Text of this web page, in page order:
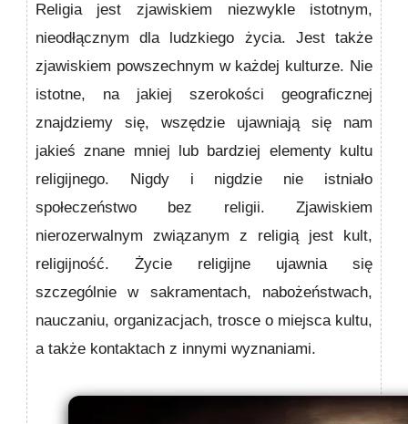
Religia jest zjawiskiem niezwykle istotnym,
nieodłącznym dla ludzkiego życia. Jest także
zjawiskiem powszechnym w każdej kulturze. Nie
istotne, na jakiej szerokości geograficznej
znajdziemy się, wszędzie ujawniają się nam
jakieś znane mniej lub bardziej elementy kultu
religijnego. Nigdy i nigdzie nie istniało
społeczeństwo bez religii. Zjawiskiem
nierozerwalnym związanym z religią jest kult,
religijność. Życie religijne ujawnia się
szczególnie w sakramentach, nabożeństwach,
nauczaniu, organizacjach, trosce o miejsca kultu,
a także kontaktach z innymi wyznaniami.